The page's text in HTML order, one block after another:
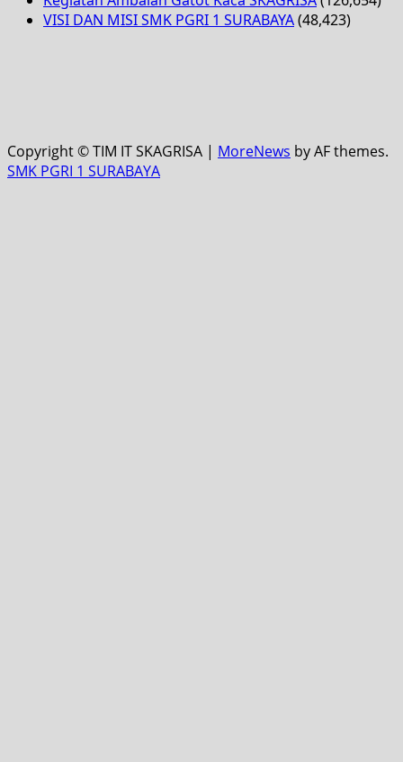
VISI DAN MISI SMK PGRI 1 SURABAYA(48,423)
Copyright © TIM IT SKAGRISA | MoreNews by AF themes.
SMK PGRI 1 SURABAYA